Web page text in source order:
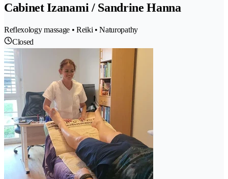
Cabinet Izanami / Sandrine Hanna
Reflexology massage • Reiki • Naturopathy
Closed